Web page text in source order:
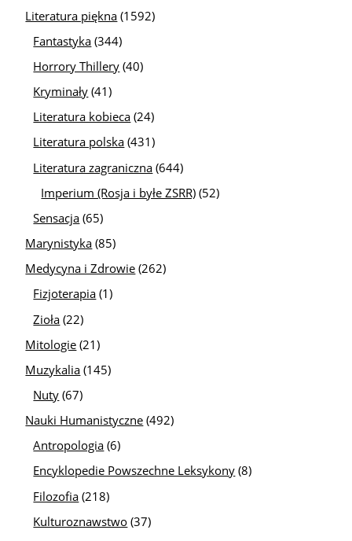
Literatura piękna (1592)
Fantastyka (344)
Horrory Thillery (40)
Kryminały (41)
Literatura kobieca (24)
Literatura polska (431)
Literatura zagraniczna (644)
Imperium (Rosja i byłe ZSRR) (52)
Sensacja (65)
Marynistyka (85)
Medycyna i Zdrowie (262)
Fizjoterapia (1)
Zioła (22)
Mitologie (21)
Muzykalia (145)
Nuty (67)
Nauki Humanistyczne (492)
Antropologia (6)
Encyklopedie Powszechne Leksykony (8)
Filozofia (218)
Kulturoznawstwo (37)